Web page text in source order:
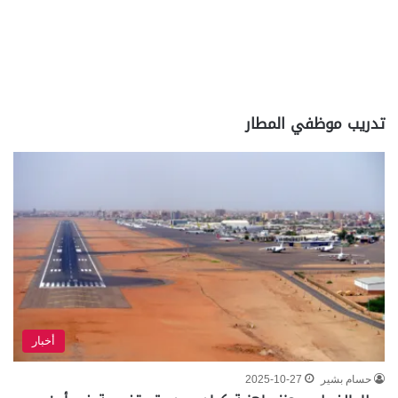
تدريب موظفي المطار
أخبار
حسام بشير 2025-10-27